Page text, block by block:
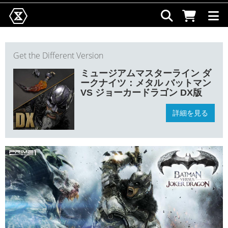
Get the Different Version
ミュージアムマスターライン ダ
ークナイツ：メタル バットマン
VS ジョーカードラゴン DX版
詳細を見る